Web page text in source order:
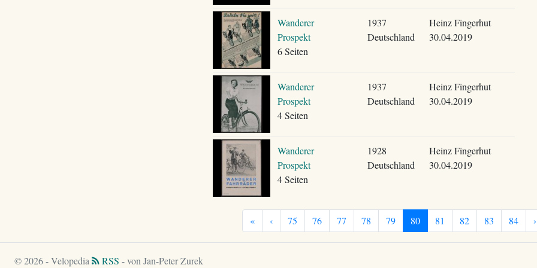
Wanderer
Prospekt
6 Seiten
1937
Deutschland
Heinz Fingerhut
30.04.2019
Wanderer
Prospekt
4 Seiten
1937
Deutschland
Heinz Fingerhut
30.04.2019
Wanderer
Prospekt
4 Seiten
1928
Deutschland
Heinz Fingerhut
30.04.2019
« ‹ 75 76 77 78 79 80 81 82 83 84 ›
© 2026 - Velopedia RSS - von Jan-Peter Zurek